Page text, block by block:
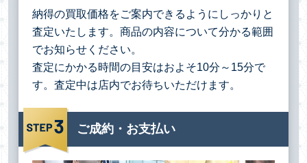
納得の買取価格をご案内できるようにしっかりと
査定いたします。商品の内容について分かる範囲
でお知らせください。
査定にかかる時間の目安はおよそ10分～15分で
す。査定中は店内でお待ちいただけます。
ご成約・お支払い